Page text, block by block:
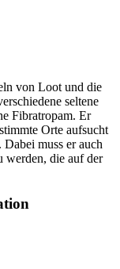
von Loot und die
seltene
Fibratropam. Er
Orte aufsucht
muss er auch
werden, die auf der